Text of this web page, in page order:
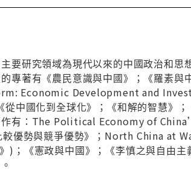
要研究領域為現代以來的中國政治和思
專著有《農民意識與中國》；《羅素與
Economic Development and
中國化到全球化》；《和解的智慧》
作有：The Political Economy of
優勢與競爭優勢》；North China at
；《憲政與中國》；《李慎之與自由主